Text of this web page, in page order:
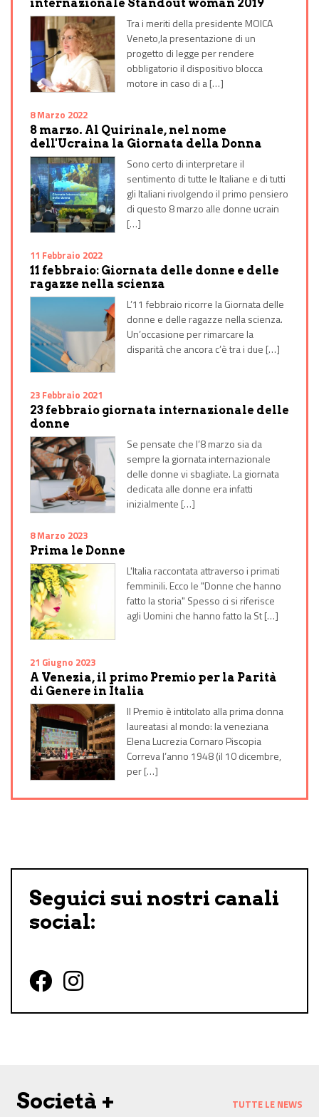
internazionale Standout woman 2019
Tra i meriti della presidente MOICA
Veneto,la presentazione di un
progetto di legge per rendere
obbligatorio il dispositivo blocca
motore in caso di a […]
8 Marzo 2022
8 marzo. Al Quirinale, nel nome
dell'Ucraina la Giornata della Donna
Sono certo di interpretare il
sentimento di tutte le Italiane e di tutti
gli Italiani rivolgendo il primo pensiero
di questo 8 marzo alle donne ucrain
[…]
11 Febbraio 2022
11 febbraio: Giornata delle donne e delle
ragazze nella scienza
L’11 febbraio ricorre la Giornata delle
donne e delle ragazze nella scienza.
Un’occasione per rimarcare la
disparità che ancora c’è tra i due […]
23 Febbraio 2021
23 febbraio giornata internazionale delle
donne
Se pensate che l’8 marzo sia da
sempre la giornata internazionale
delle donne vi sbagliate. La giornata
dedicata alle donne era infatti
inizialmente […]
8 Marzo 2023
Prima le Donne
L'Italia raccontata attraverso i primati
femminili. Ecco le "Donne che hanno
fatto la storia" Spesso ci si riferisce
agli Uomini che hanno fatto la St […]
21 Giugno 2023
A Venezia, il primo Premio per la Parità
di Genere in Italia
Il Premio è intitolato alla prima donna
laureatasi al mondo: la veneziana
Elena Lucrezia Cornaro Piscopia
Correva l’anno 1948 (il 10 dicembre,
per […]
Seguici sui nostri canali
social:
Follow us on Facebook
Follow us on Instagram
Società + TUTTE LE NEWS